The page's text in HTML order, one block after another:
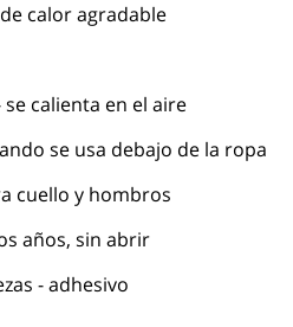
calor agradable
calienta en el aire
se usa debajo de la ropa
cuello y hombros
años, sin abrir
- adhesivo